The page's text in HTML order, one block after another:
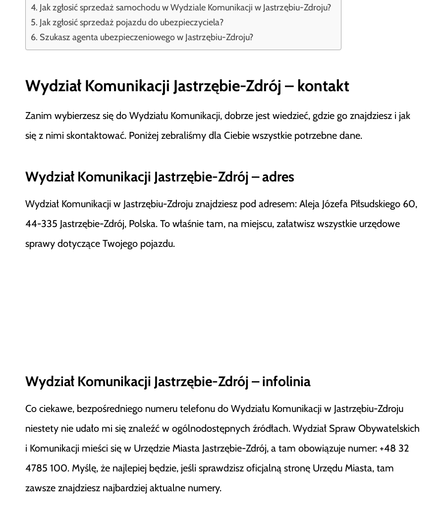
Jak zgłosić sprzedaż samochodu w Wydziale Komunikacji w Jastrzębiu-Zdroju?
Jak zgłosić sprzedaż pojazdu do ubezpieczyciela?
Szukasz agenta ubezpieczeniowego w Jastrzębiu-Zdroju?
Wydział Komunikacji Jastrzębie-Zdrój – kontakt
Zanim wybierzesz się do Wydziału Komunikacji, dobrze jest wiedzieć, gdzie go znajdziesz i jak
się z nimi skontaktować. Poniżej zebraliśmy dla Ciebie wszystkie potrzebne dane.
Wydział Komunikacji Jastrzębie-Zdrój – adres
Wydział Komunikacji w Jastrzębiu-Zdroju znajdziesz pod adresem: Aleja Józefa Piłsudskiego 60,
44-335 Jastrzębie-Zdrój, Polska. To właśnie tam, na miejscu, załatwisz wszystkie urzędowe
sprawy dotyczące Twojego pojazdu.
Wydział Komunikacji Jastrzębie-Zdrój – infolinia
Co ciekawe, bezpośredniego numeru telefonu do Wydziału Komunikacji w Jastrzębiu-Zdroju
niestety nie udało mi się znaleźć w ogólnodostępnych źródłach. Wydział Spraw Obywatelskich
i Komunikacji mieści się w Urzędzie Miasta Jastrzębie-Zdrój, a tam obowiązuje numer: +48 32
4785 100. Myślę, że najlepiej będzie, jeśli sprawdzisz oficjalną stronę Urzędu Miasta, tam
zawsze znajdziesz najbardziej aktualne numery.